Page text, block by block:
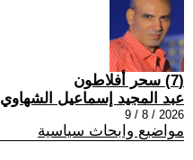
(7) سحر أفلاطون
عبد المجيد إسماعيل الشهاوي
2026 / 8 / 9
مواضيع وابحاث سياسية